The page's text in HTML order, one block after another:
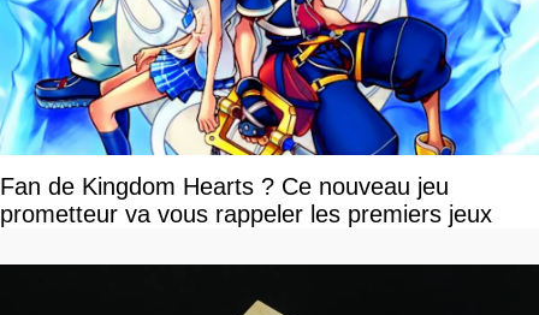
Fan de Kingdom Hearts ? Ce nouveau jeu
prometteur va vous rappeler les premiers jeux